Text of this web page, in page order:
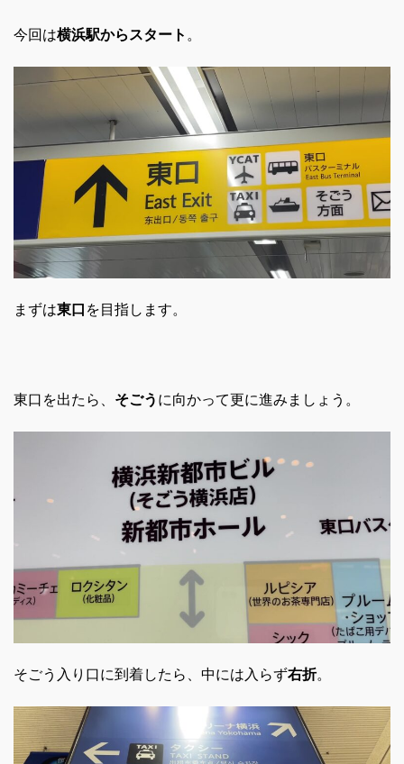
今回は横浜駅からスタート 。
まずは東口 を目指します。
東口を出たら、 そごう に向かって更に進みましょう。
そごう入り口に到着したら、中には入らず右折。